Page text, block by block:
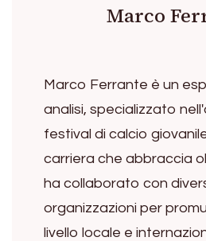
Marco
Marco Ferrante è un
analisi, specializzato
festival di calcio
carriera che abbraccia
ha collaborato con
organizzazioni per
livello locale e